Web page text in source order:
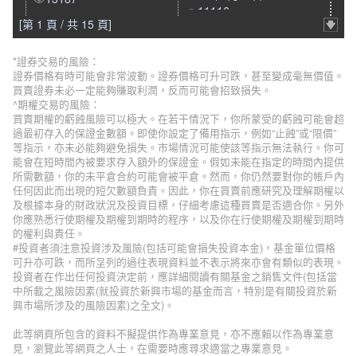
11116
[第 1 頁 / 共 15 頁]
*證券交易的風險：
證券價格有時可能會非常波動。證券價格可升可跌，甚至變成毫無價值。
買賣證券未必一定能夠賺取利潤，反而可能會招致損失。
^期權交易的風險：
買賣期權的虧蝕風險可以極大。在若干情況下，你所蒙受的虧蝕可能會超
過最初存入的保證金數額。即使你設定了備用指示，例如“止蝕”或“限價”
等指示，亦未必能夠避免損失。市場情況可能使該等指示無法執行。你可
能會在短時間內被要求存入額外的保證金。假如未能在指定的時間內提供
所需數額，你的未平倉合約可能會被平倉。然而，你仍然要對你的帳戶內
任何因此而出現的短欠數額負責。因此，你在買賣前應研究及理解期權以
及根據本身的財政狀況及投資目標，仔細考慮這種買賣是否適合你。另外
你應熟悉行使期權及期權到期時的程序，以及你在行使期權及期權到期時
的權利與責任。
#投資者須注意投資涉及風險(包括可能會損失投資本金)，基金單位價格
可升亦可跌，而所呈列的過往表現資料並不表示將來亦會有類似的表現。
投資者在作出任何投資決定前，應詳細閱讀有關基金之銷售文件(包括當
中所載之風險因素(就投資於新興市場的基金而言，特別是有關投資於新
興市場所涉及的風險因素)之全文)。
此等網頁所包含的資料不擬提供作為專業意見，亦不應賴以作為專業意
見，瀏覽此等網頁之人士，在需要時應尋求適當之專業意見。